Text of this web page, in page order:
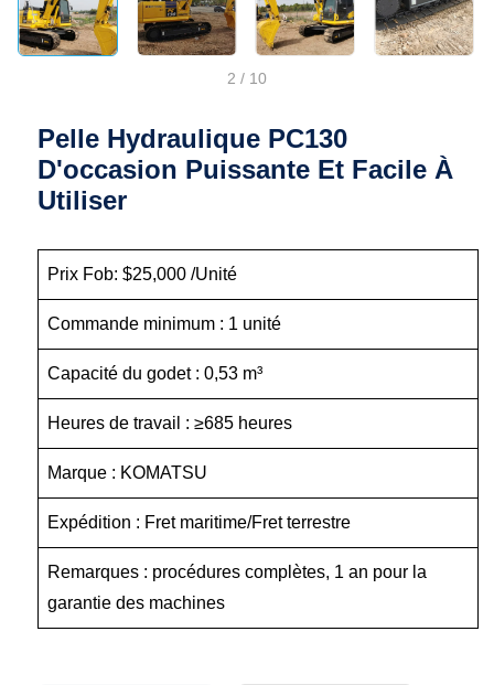
2 / 10
Pelle Hydraulique PC130
D'occasion Puissante Et Facile À
Utiliser
Prix Fob: $25,000 /Unité
Commande minimum : 1 unité
Capacité du godet : 0,53 m³
Heures de travail : ≥685 heures
Marque : KOMATSU
Expédition : Fret maritime/Fret terrestre
Remarques : procédures complètes, 1 an pour la
garantie des machines